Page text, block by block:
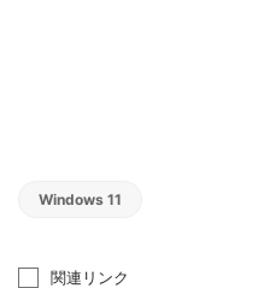
Windows 11
関連リンク